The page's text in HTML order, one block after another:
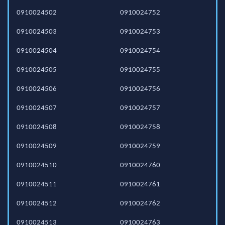
0910024502
0910024503
0910024504
0910024505
0910024506
0910024507
0910024508
0910024509
0910024510
0910024511
0910024512
0910024513
0910024752
0910024753
0910024754
0910024755
0910024756
0910024757
0910024758
0910024759
0910024760
0910024761
0910024762
0910024763